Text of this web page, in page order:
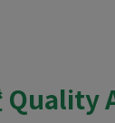
Quality